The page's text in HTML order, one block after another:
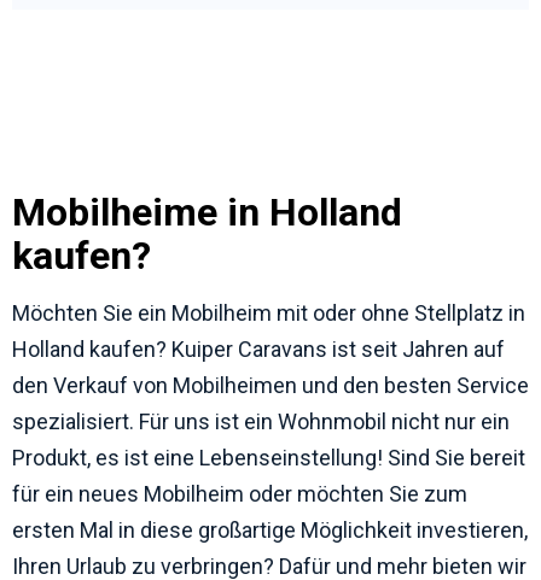
Mobilheime in Holland
kaufen?
Möchten Sie ein Mobilheim mit oder ohne Stellplatz in
Holland kaufen? Kuiper Caravans ist seit Jahren auf
den Verkauf von Mobilheimen und den besten Service
spezialisiert. Für uns ist ein Wohnmobil nicht nur ein
Produkt, es ist eine Lebenseinstellung! Sind Sie bereit
für ein neues Mobilheim oder möchten Sie zum
ersten Mal in diese großartige Möglichkeit investieren,
Ihren Urlaub zu verbringen? Dafür und mehr bieten wir